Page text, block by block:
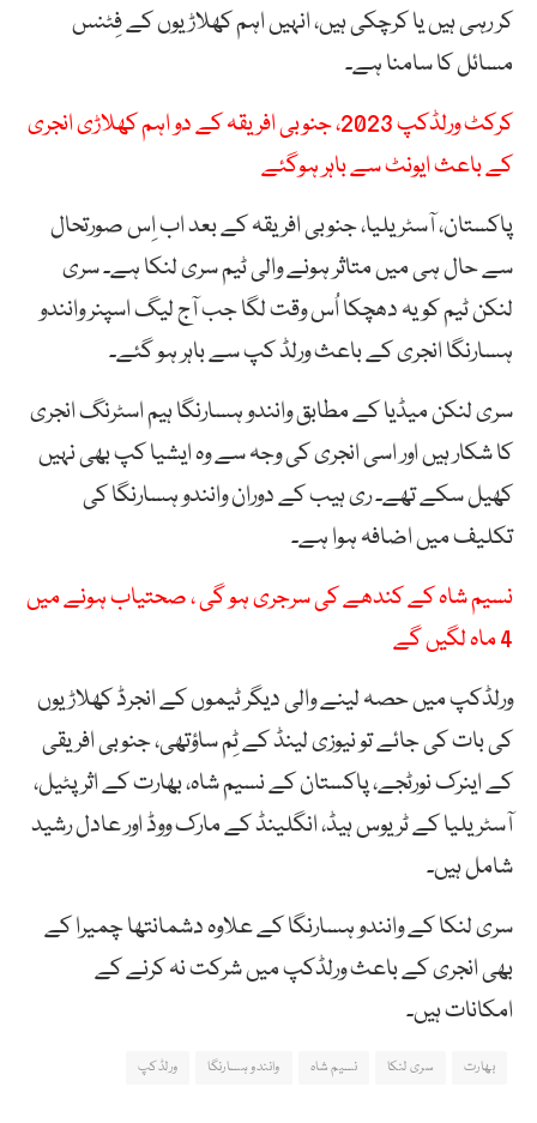
کر رہی ہیں یا کرچکی ہیں، انہیں اہم کھلاڑیوں کے فِٹنس
مسائل کا سامنا ہے۔
کرکٹ ورلڈکپ 2023، جنوبی افریقہ کے دو اہم کھلاڑی انجری
کے باعث ایونٹ سے باہر ہوگئے
پاکستان، آسٹریلیا، جنوبی افریقہ کے بعد اب اِس صورتحال
سے حال ہی میں متاثر ہونے والی ٹیم سری لنکا ہے۔ سری
لنکن ٹیم کو یہ دھچکا اُس وقت لگا جب آج لیگ اسپنر وانندو
ہسارنگا انجری کے باعث ورلڈ کپ سے باہر ہو گئے۔
سری لنکن میڈیا کے مطابق وانندو ہسارنگا ہیم اسٹرنگ انجری
کا شکار ہیں اور اسی انجری کی وجہ سے وہ ایشیا کپ بھی نہیں
کھیل سکے تھے۔ ری ہیب کے دوران وانندو ہسارنگا کی
تکلیف میں اضافہ ہوا ہے۔
نسیم شاہ کے کندھے کی سرجری ہو گی ، صحتیاب ہونے میں
4 ماہ لگیں گے
ورلڈکپ میں حصہ لینے والی دیگر ٹیموں کے انجرڈ کھلاڑیوں
کی بات کی جائے تو نیوزی لینڈ کے ٹِم ساؤتھی، جنوبی افریقی
کے اینرک نورٹجے، پاکستان کے نسیم شاہ، بھارت کے اثر پٹیل،
آسٹریلیا کے ٹریوس ہیڈ، انگلینڈ کے مارک ووڈ اور عادل رشید
شامل ہیں۔
سری لنکا کے وانندو ہسارنگا کے علاوہ دشمانتھا چمیرا کے
بھی انجری کے باعث ورلڈکپ میں شرکت نہ کرنے کے
امکانات ہیں۔
بھارت سری لنکا نسیم شاہ وانندو ہسارنگا ورلڈکپ